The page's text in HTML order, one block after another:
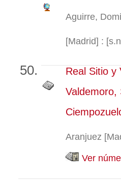
Aguirre,
[Madrid] :
Real Sitio y
Valdemoro,
Aranjuez
Ver